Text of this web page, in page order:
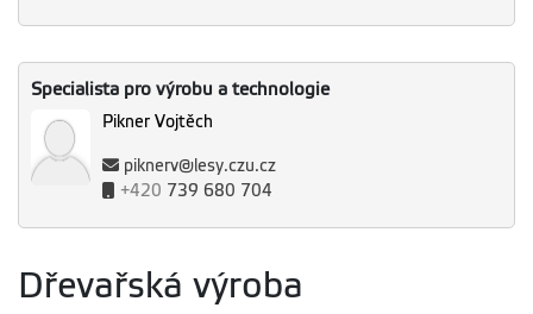
Specialista pro výrobu a technologie
Pikner Vojtěch
piknerv@lesy.czu.cz
+420 739 680 704
Dřevařská výroba